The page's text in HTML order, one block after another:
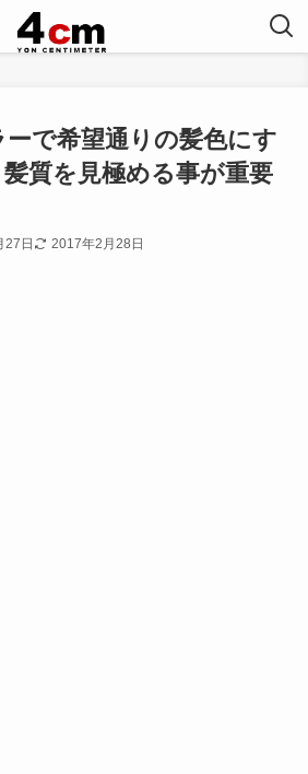
で希望通りの髪色にす
質を見極める事が重要
27日 2017年2月28日